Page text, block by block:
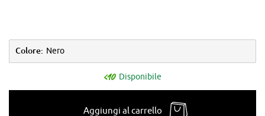
Colore: Nero
Disponibile
Aggiungi al carrello